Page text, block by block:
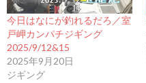
今日はなにが釣れるだろ／室
戸岬カンパチジギング
2025/9/12&15
2025年9月20日
ジギング